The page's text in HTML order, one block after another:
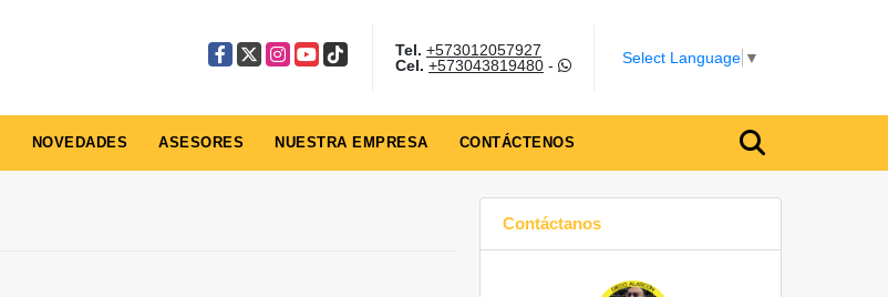
Facebook
X Instagram
YouTube
TikTok Tel. +573012057927
Cel. +573043819480- Select Language ▼
NOVEDADES ASESORES NUESTRA EMPRESA CONTÁCTENOS
Contáctanos